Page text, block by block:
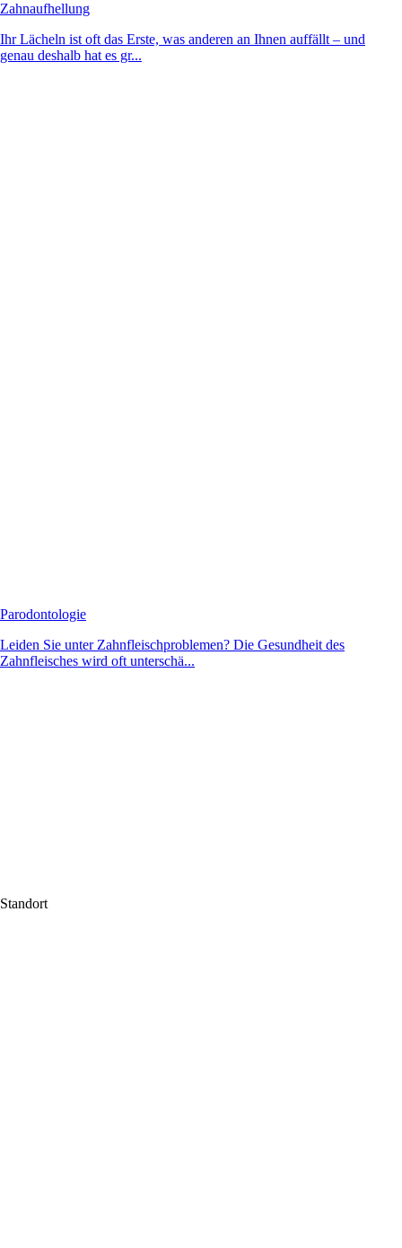
Zahnaufhellung
Ihr Lächeln ist oft das Erste, was anderen an Ihnen auffällt – und
genau deshalb hat es gr...
Parodontologie
Leiden Sie unter Zahnfleischproblemen? Die Gesundheit des
Zahnfleisches wird oft unterschä...
Standort